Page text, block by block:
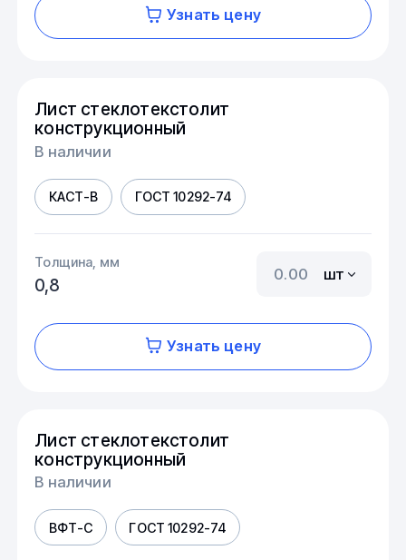
Узнать цену
Лист стеклотекстолит
конструкционный
В наличии
КАСТ-В ГОСТ 10292-74
Толщина, мм
0,8
шт
Узнать цену
Лист стеклотекстолит
конструкционный
В наличии
ВФТ-С ГОСТ 10292-74